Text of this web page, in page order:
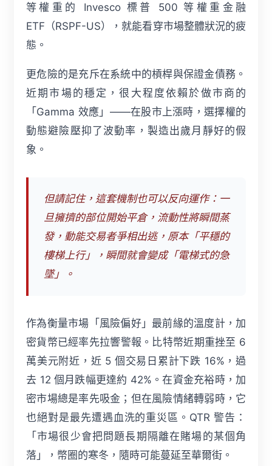
等權重的 Invesco 標普 500 等權重金融
ETF（RSPF-US），就能看穿市場整體狀況的疲
態。
更危險的是充斥在系統中的槓桿與保證金債務。
近期市場的穩定，很大程度依賴於做市商的
「Gamma 效應」——在股市上漲時，選擇權的
動態避險壓抑了波動率，製造出歲月靜好的假
象。
但請記住，這套機制也可以反向運作：一
旦擁擠的部位開始平倉，流動性將瞬間蒸
發，動能交易者爭相出逃，原本「平穩的
樓梯上行」，瞬間就會變成「電梯式的急
墜」。
作為衡量市場「風險偏好」最前緣的溫度計，加
密貨幣已經率先拉響警報。比特幣近期重挫至 6
萬美元附近，近 5 個交易日累計下跌 16%，過
去 12 個月跌幅更達約 42%。在資金充裕時，加
密市場總是率先吸金；但在風險情緒轉弱時，它
也絕對是最先遭遇血洗的重災區。QTR 警告：
「市場很少會把問題長期隔離在賭場的某個角
落」，幣圈的寒冬，隨時可能蔓延至華爾街。